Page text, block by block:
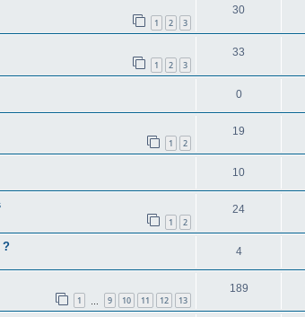
1 2 3
30
1 2 3
33
0
1 2
19
10
1 2
24
? 4
1 9 10 11 12 13
189